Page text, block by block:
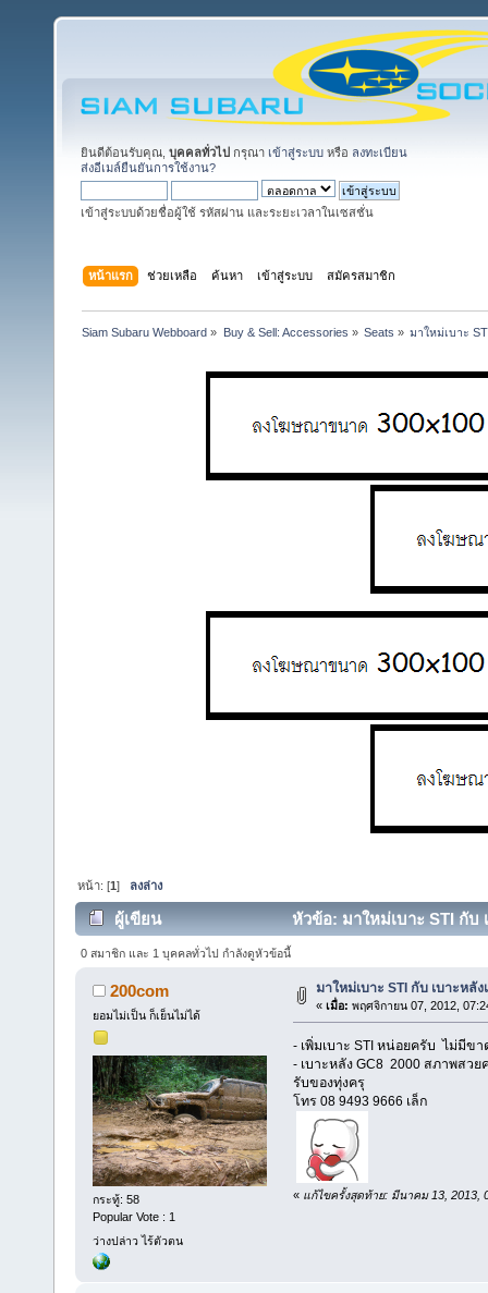
ยินดีต้อนรับคุณ, บุคคลทั่วไป กรุณา เข้าสู่ระบบ หรือ ลงทะเบียน
ส่งอีเมล์ยืนยันการใช้งาน?
เข้าสู่ระบบด้วยชื่อผู้ใช้ รหัสผ่าน และระยะเวลาในเซสชั่น
หน้าแรก ช่วยเหลือ ค้นหา เข้าสู่ระบบ สมัครสมาชิก
Siam Subaru Webboard » Buy & Sell: Accessories » Seats » มาใหม่เบาะ
หน้า: [1] ลงล่าง
ผู้เขียน หัวข้อ: มาใหม่เบาะ STI กับ
0 สมาชิก และ 1 บุคคลทั่วไป กำลังดูหัวข้อนี้
200com
ยอมไม่เป็น ก็เย็นไม่ได้
กระทู้: 58
Popular Vote : 1
ว่างปล่าว ไร้ตัวตน
มาใหม่เบาะ STI กับ เบาะหลัง
« เมื่อ: พฤศจิกายน 07, 2012,
- เพิ่มเบาะ STI หน่อยครับ ไม่มีข
- เบาะหลัง GC8 2000 สภาพสวย
รับของทุ่งครุ
โทร 08 9493 9666 เล็ก
« แก้ไขครั้งสุดท้าย: มีนาคม 13, 2013,